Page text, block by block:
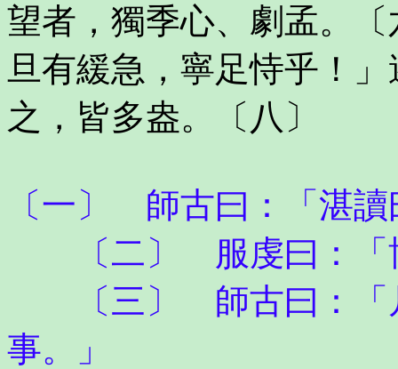
望者，獨季心、劇孟。
旦有緩急，寧足恃乎！
之，皆多盎。〔八〕
〔一〕 師古曰：「湛讀
〔二〕 服虔曰：「
〔三〕 師古曰：「
事。」